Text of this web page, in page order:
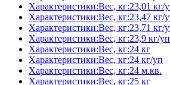
Характеристики:Вес, кг:23,01 кг/
Характеристики:Вес, кг:23,47 кг/
Характеристики:Вес, кг:23,71 кг/
Характеристики:Вес, кг:23,9 кг/уп
Характеристики:Вес, кг:24 кг
Характеристики:Вес, кг:24 кг/уп
Характеристики:Вес, кг:24 м.кв.
Характеристики:Вес, кг:25 кг